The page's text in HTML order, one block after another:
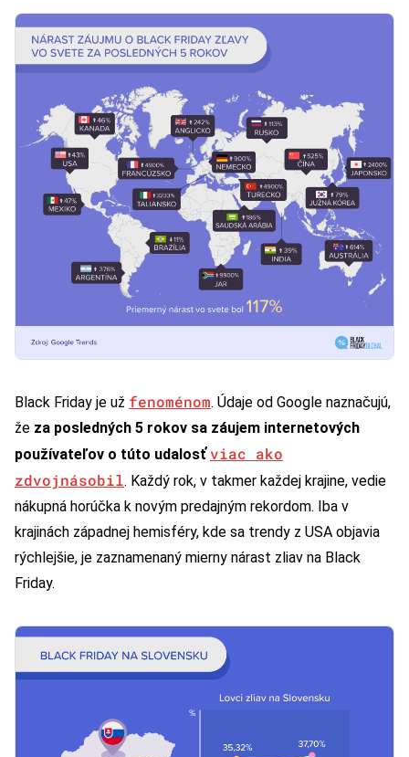
Black Friday je už fenoménom. Údaje od Google naznačujú,
že za posledných 5 rokov sa záujem internetových
používateľov o túto udalosť viac ako
zdvojnásobil. Každý rok, v takmer každej krajine, vedie
nákupná horúčka k novým predajným rekordom. Iba v
krajinách západnej hemisféry, kde sa trendy z USA objavia
rýchlejšie, je zaznamenaný mierny nárast zliav na Black
Friday.